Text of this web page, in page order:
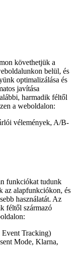
követhetjük a
belül, és
optimalizálása és
javítása
harmadik féltől
a weboldalon:
vélemények, A/B-
funkciókat tudunk
az alapfunkciókon, és
használatát. Az
féltől származó
Tracking)
Mode, Klarna,